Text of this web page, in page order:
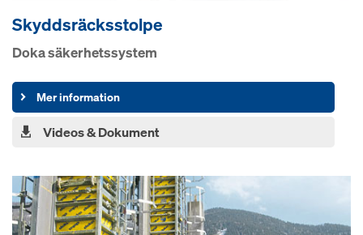
Skyddsräcksstolpe
Doka säkerhetssystem
Mer information
Videos & Dokument